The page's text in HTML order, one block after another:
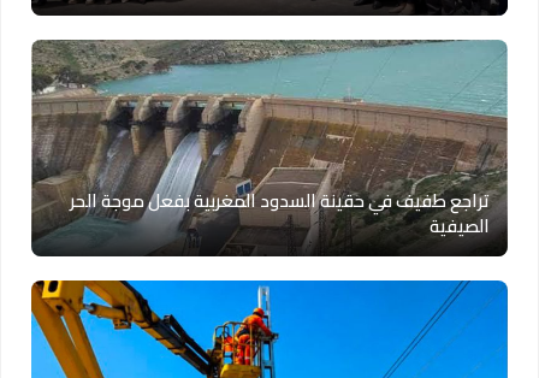
تراجع طفيف في حقينة السدود المغربية بفعل موجة الحر
الصيفية